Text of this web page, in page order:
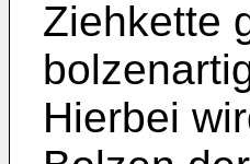
Ziehkette
Hierbei